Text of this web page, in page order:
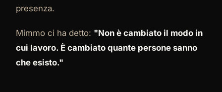
presenza.
Mimmo ci ha detto: "Non è cambiato il modo in
cui lavoro. È cambiato quante persone sanno
che esisto."